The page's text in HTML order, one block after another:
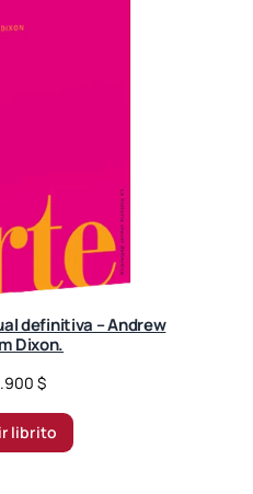
definitiva – Andrew
Dixon.
$
librito